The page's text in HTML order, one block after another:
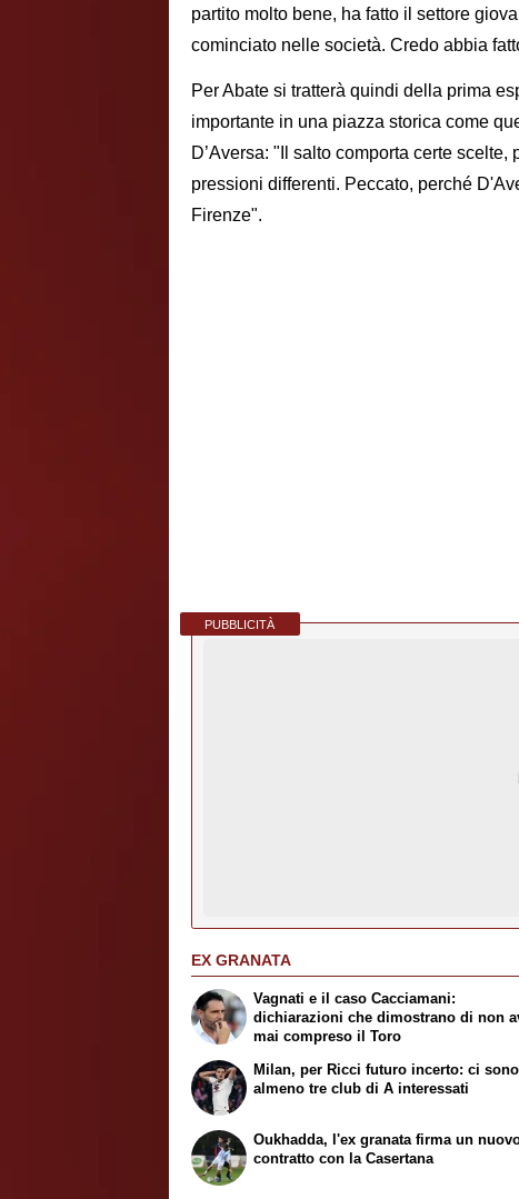
partito molto bene, ha fatto il settore
cominciato nelle società. Credo abbia
Per Abate si tratterà quindi della prima
importante in una piazza storica come
D’Aversa: "Il salto comporta certe
pressioni differenti. Peccato, perché
Firenze".
PUBBLICITÀ
EX GRANATA
Vagnati e il caso Cacciamani:
dichiarazioni che dimostrano di non
mai compreso il Toro
Milan, per Ricci futuro incerto: ci sono
almeno tre club di A interessati
Oukhadda, l'ex granata firma un
contratto con la Casertana